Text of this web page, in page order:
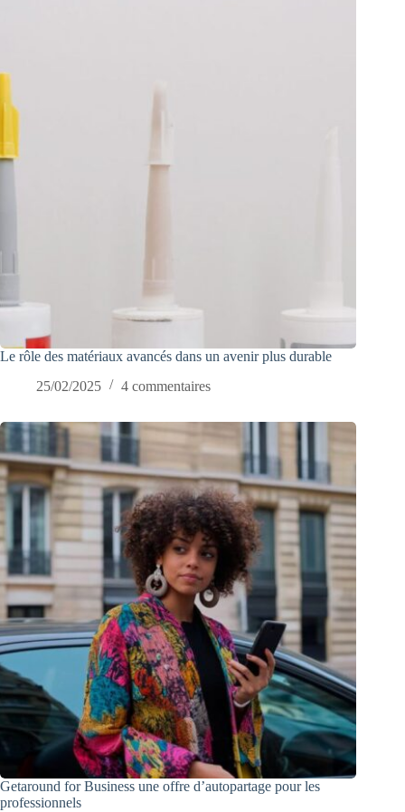
Le rôle des matériaux avancés dans un avenir plus durable
25/02/2025
4 commentaires
Getaround for Business une offre d’autopartage pour les
professionnels